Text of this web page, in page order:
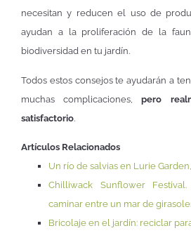
necesitan y reducen el uso de
ayudan a la proliferación de la
biodiversidad en tu jardín.
Todos estos consejos te ayudarán a
muchas complicaciones,pero
satisfactorio.
Artículos Relacionados
Un río de salvias en Lurie
Chilliwack Sunflower
caminar entre un mar de
Bricolaje en el jardín: reciclar